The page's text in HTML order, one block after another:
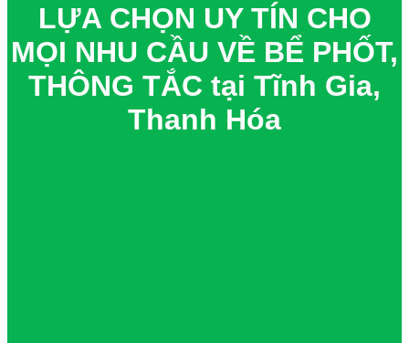
LỰA CHỌN UY TÍN CHO
MỌI NHU CẦU VỀ BỂ PHỐT,
THÔNG TẮC tại Tĩnh Gia,
Thanh Hóa